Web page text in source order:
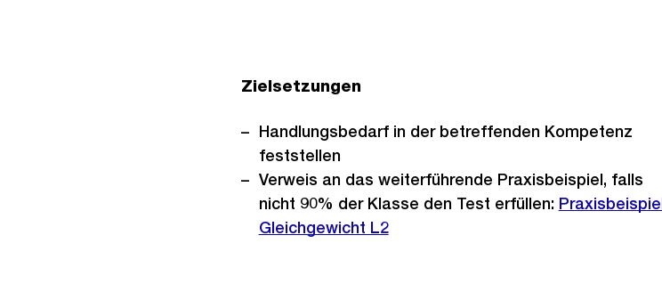
Zielsetzungen
Handlungsbedarf in der betreffenden Kompetenz
feststellen
Verweis an das weiterführende Praxisbeispiel, falls
nicht 90% der Klasse den Test erfüllen:
Gleichgewicht L2